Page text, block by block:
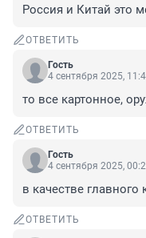
Россия и Китай это
ОТВЕТИТЬ
Гость
4 сентября 2025,
то все картонное,
ОТВЕТИТЬ
Гость
4 сентября 2025,
в качестве главного
ОТВЕТИТЬ